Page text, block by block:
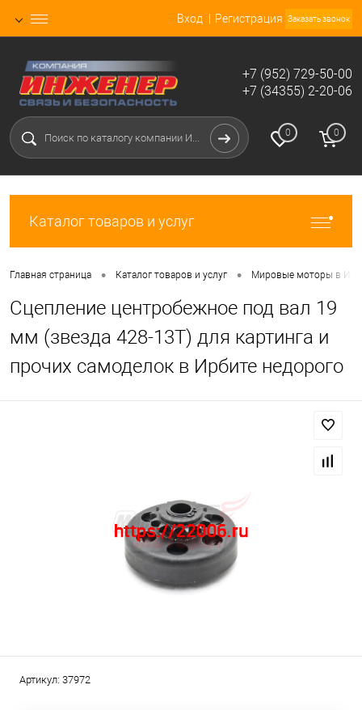
Вход Регистрация Заказать звонок
+7 (952) 729-50-00
+7 (34355) 2-20-06
0 0
Каталог товаров и услуг
Главная страница • Каталог товаров и услуг • Мировые моторы в
Сцепление центробежное под вал 19
мм (звезда 428-13T) для картинга и
прочих самоделок в Ирбите недорого
Артикул: 37972